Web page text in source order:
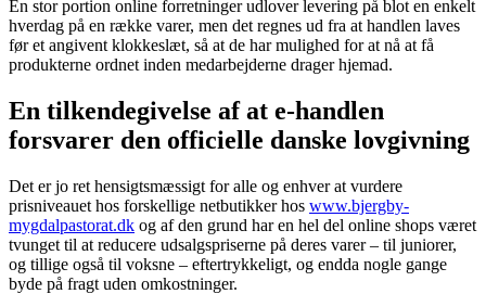
En stor portion online forretninger udlover levering på blot en enkelt
hverdag på en række varer, men det regnes ud fra at handlen laves
før et angivent klokkeslæt, så at de har mulighed for at nå at få
produkterne ordnet inden medarbejderne drager hjemad.
En tilkendegivelse af at e-handlen
forsvarer den officielle danske lovgivning
Det er jo ret hensigtsmæssigt for alle og enhver at vurdere
prisniveauet hos forskellige netbutikker hos www.bjergby-
mygdalpastorat.dk og af den grund har en hel del online shops været
tvunget til at reducere udsalgspriserne på deres varer – til juniorer,
og tillige også til voksne – eftertrykkeligt, og endda nogle gange
byde på fragt uden omkostninger.